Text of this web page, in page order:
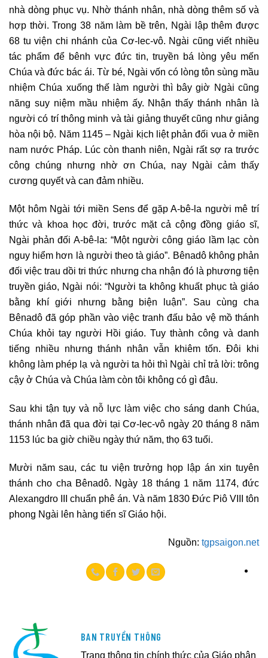
nhà dòng phục vụ. Nhờ thánh nhân, nhà dòng thêm số và
hợp thời. Trong 38 năm làm bề trên, Ngài lập thêm được
68 tu viện chi nhánh của Cơ-lec-vô. Ngài cũng viết nhiều
tác phẩm để bênh vực đức tin, truyền bá lòng yêu mến
Chúa và đức bác ái. Từ bé, Ngài vốn có lòng tôn sùng mầu
nhiệm Chúa xuống thế làm người thì bây giờ Ngài cũng
năng suy niệm mầu nhiệm ấy. Nhận thấy thánh nhân là
người có trí thông minh và tài giảng thuyết cũng như giảng
hòa nội bộ. Năm 1145 – Ngài kịch liệt phản đối vua ở miền
nam nước Pháp. Lúc còn thanh niên, Ngài rất sợ ra trước
công chúng nhưng nhờ ơn Chúa, nay Ngài cảm thấy
cương quyết và can đảm nhiều.
Một hôm Ngài tới miền Sens để gặp A-bê-la người mê trí
thức và khoa học đời, trước mặt cả cộng đồng giáo sĩ,
Ngài phản đối A-bê-la: “Một người công giáo lầm lạc còn
nguy hiểm hơn là người theo tà giáo”. Bênadô không phản
đối việc trau dồi tri thức nhưng cha nhận đó là phương tiện
truyền giáo, Ngài nói: “Người ta không khuất phục tà giáo
bằng khí giới nhưng bằng biện luận”. Sau cùng cha
Bênadô đã góp phần vào việc tranh đấu bảo vệ mồ thánh
Chúa khỏi tay người Hồi giáo. Tuy thành công và danh
tiếng nhiều nhưng thánh nhân vẫn khiêm tốn. Đôi khi
không làm phép lạ và người ta hỏi thì Ngài chỉ trả lời: trông
cậy ở Chúa và Chúa làm còn tôi không có gì đâu.
Sau khi tận tụy và nỗ lực làm việc cho sáng danh Chúa,
thánh nhân đã qua đời tại Cơ-lec-vô ngày 20 tháng 8 năm
1153 lúc ba giờ chiều ngày thứ năm, thọ 63 tuổi.
Mười năm sau, các tu viện trưởng họp lập án xin tuyên
thánh cho cha Bênadô. Ngày 18 tháng 1 năm 1174, đức
Alexangdro III chuẩn phê án. Và năm 1830 Đức Piô VIII tôn
phong Ngài lên hàng tiến sĩ Giáo hội.
Nguồn: tgpsaigon.net
BAN TRUYỀN THÔNG
Trang thông tin chính thức của Giáo phận